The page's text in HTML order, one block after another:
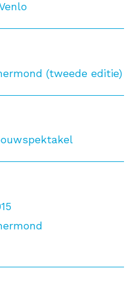
(tweede editie)